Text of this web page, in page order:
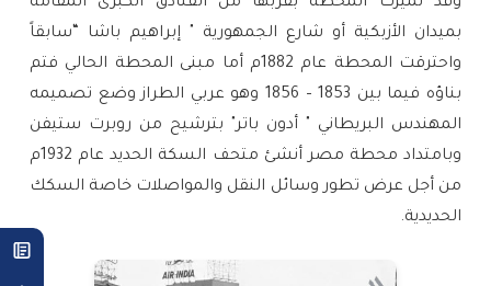
وقد تميزت المحطة بقربها من الفنادق الكبرى المقامة
بميدان الأزبكية أو شارع الجمهورية " إبراهيم باشا “سابقاً
واحترقت المحطة عام 1882م أما مبنى المحطة الحالي فتم
بناؤه فيما بين 1853 – 1856 وهو عربي الطراز وضع تصميمه
المهندس البريطاني " أدون باتر" بترشيح من روبرت ستيفن
وبامتداد محطة مصر أنشئ متحف السكة الحديد عام 1932م
من أجل عرض تطور وسائل النقل والمواصلات خاصة السكك
الحديدية.